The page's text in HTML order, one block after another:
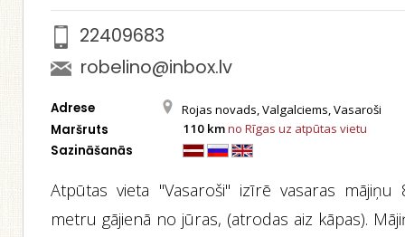
22409683
robelino@inbox.lv
Adrese Rojas novads, Valgalciems, Vasaroši
Maršruts 110 kmno Rīgas uz atpūtas vietu
Sazināšanās
Atpūtas vieta "Vasaroši" izīrē vasaras mājiņu
metru gājienā no jūras, (atrodas aiz kāpas).